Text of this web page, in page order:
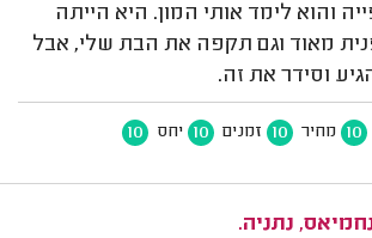
והוא לימד אותי המון. היא הייתה
מאוד וגם תקפה את הבת שלי, אבל
וסידר את זה.
10 מחיר 10 זמנים 10 יחס 10
נתניה.